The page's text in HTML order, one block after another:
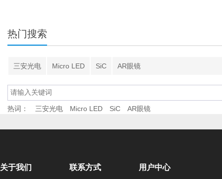
热门搜索
三安光电 Micro LED SiC AR眼镜
热词： 三安光电 Micro LED SiC AR眼镜
关于我们 联系方式 用户中心